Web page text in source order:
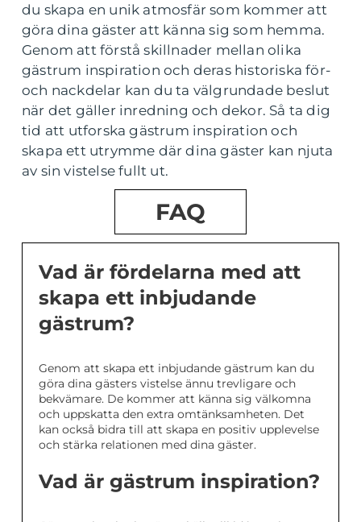
du skapa en unik atmosfär som kommer att
göra dina gäster att känna sig som hemma.
Genom att förstå skillnader mellan olika
gästrum inspiration och deras historiska för-
och nackdelar kan du ta välgrundade beslut
när det gäller inredning och dekor. Så ta dig
tid att utforska gästrum inspiration och
skapa ett utrymme där dina gäster kan njuta
av sin vistelse fullt ut.
FAQ
Vad är fördelarna med att
skapa ett inbjudande
gästrum?
Genom att skapa ett inbjudande gästrum kan du
göra dina gästers vistelse ännu trevligare och
bekvämare. De kommer att känna sig välkomna
och uppskatta den extra omtänksamheten. Det
kan också bidra till att skapa en positiv upplevelse
och stärka relationen med dina gäster.
Vad är gästrum inspiration?